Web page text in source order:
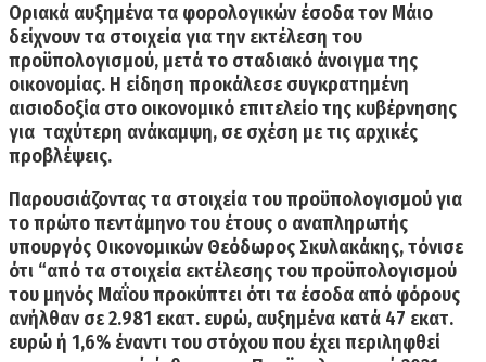
Οριακά αυξημένα τα φορολογικών έσοδατον Μάιο
δείχνουν τα στοιχεία για την εκτέλεση του
προϋπολογισμού, μετά το σταδιακό άνοιγμα της
οικονομίας. Η είδηση προκάλεσε συγκρατημένη
αισιοδοξία στο οικονομικό επιτελείο της κυβέρνησης
για ταχύτερη ανάκαμψη, σε σχέση με τις αρχικές
προβλέψεις.
Παρουσιάζοντας τα στοιχεία του προϋπολογισμού για
το πρώτο πεντάμηνο του έτους ο αναπληρωτής
υπουργός Οικονομικών Θεόδωρος Σκυλακάκης, τόνισε
ότι “από τα στοιχεία εκτέλεσης του προϋπολογισμού
του μηνός Μαΐου προκύπτει ότι τα έσοδα από φόρους
ανήλθαν σε2.981 εκατ. ευρώ, αυξημένα κατά 47 εκατ.
ευρώή 1,6% έναντι του στόχου που έχει περιληφθεί